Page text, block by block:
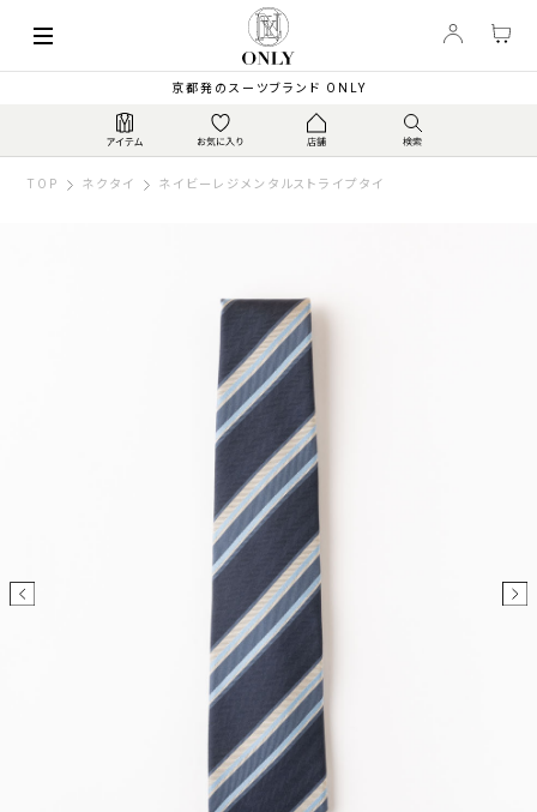
京都発のスーツブランド ONLY
TOP ネクタイ ネイビーレジメンタルストライプタイ